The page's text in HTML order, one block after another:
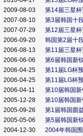
2009-08-03
第14届三星
2007-08-10
第3届韩国十
2007-07-29
第12届三星
2006-09-20
韩国第2届十
2006-08-13
第11届三星
2006-06-06
第6届韩国新
2006-04-25
第11届LG杯
2006-04-25
第11届LG杯
2006-04-11
第10届韩国
2005-12-28
第10届韩国
2005-09-26
第1届韩国圆
2005-05-06
第5届韩国新
2004-12-30
2004年韩国